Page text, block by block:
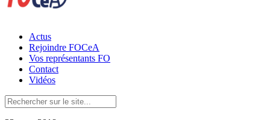
Actus
Rejoindre FOCeA
Vos représentants FO
Contact
Vidéos